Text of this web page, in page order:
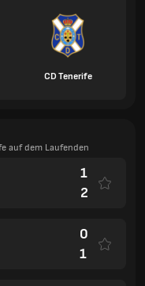
CD Tenerife
auf dem Laufenden
1
2
0
1